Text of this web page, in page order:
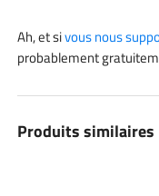
Ah, et sivous nous
probablement
Produits similaires